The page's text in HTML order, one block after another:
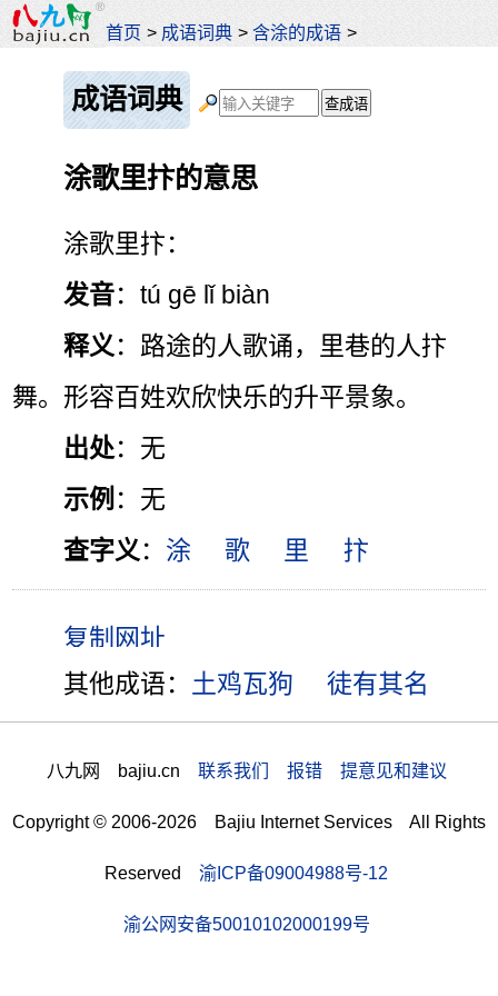
首页 > 成语词典 >含涂的成语 >
成语词典
涂歌里抃的意思
涂歌里抃：
发音：tú gē lǐ biàn
释义 ：路途的人歌诵，里巷的人抃
舞。形容百姓欢欣快乐的升平景象。
出处：无
示例 ：无
查字义 ： 涂 歌 里 抃
其他成语： 土鸡瓦狗 徒有其名
八九网 bajiu.cn 联系我们 报错 提意见和建议
Copyright © 2006-2026 Bajiu Internet Services All Rights
Reserved 渝ICP备09004988号-12
渝公网安备50010102000199号